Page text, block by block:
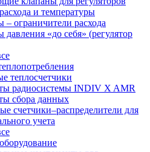
и температуры
– ограничители расхода
давления «до себя» (регулятор
теплосчетчики
радиосистемы INDIV X AMR
сбора данных
счетчики–распределители для
учета